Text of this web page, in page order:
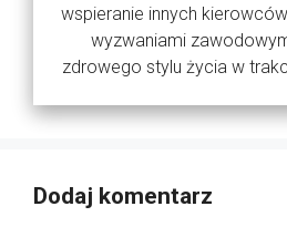
wspieranie innych
wyzwaniami
zdrowego stylu życia w
Dodaj komentarz